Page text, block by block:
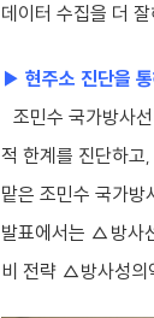
데이터 수집을 더
▶ 현주소 진단을
조민수 국가방사
적 한계를 진단하고
맡은 조민수 국가방
발표에서는 △방사
비 전략 △방사성의